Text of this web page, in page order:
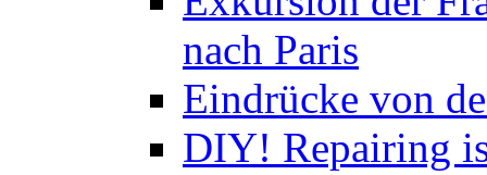
nach Paris
Eindrücke von
DIY! Repairing